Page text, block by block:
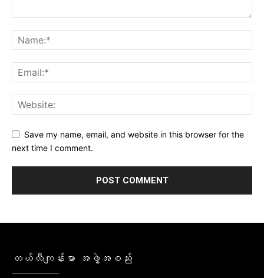
Save my name, email, and website in this browser for the
next time I comment.
တယ်လီကျန်းမာ အဖွဲ့အစည်း